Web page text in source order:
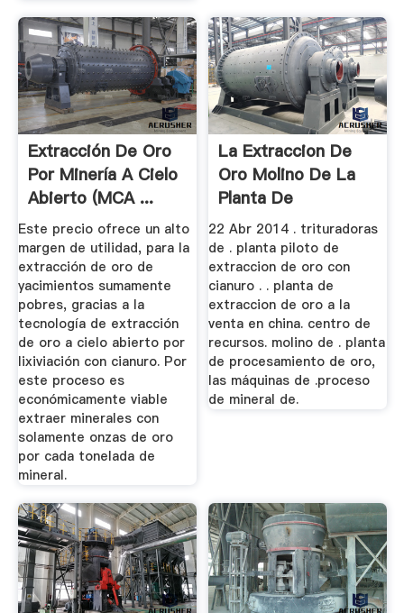
Extracción De Oro
Por Minería A Cielo
Abierto (MCA ...
Este precio ofrece un alto
margen de utilidad, para la
extracción de oro de
yacimientos sumamente
pobres, gracias a la
tecnología de extracción
de oro a cielo abierto por
lixiviación con cianuro. Por
este proceso es
económicamente viable
extraer minerales con
solamente onzas de oro
por cada tonelada de
mineral.
La Extraccion De
Oro Molino De La
Planta De
Procesamiento
22 Abr 2014 . trituradoras
de . planta piloto de
extraccion de oro con
cianuro . . planta de
extraccion de oro a la
venta en china. centro de
recursos. molino de . planta
de procesamiento de oro,
las máquinas de .proceso
de mineral de.